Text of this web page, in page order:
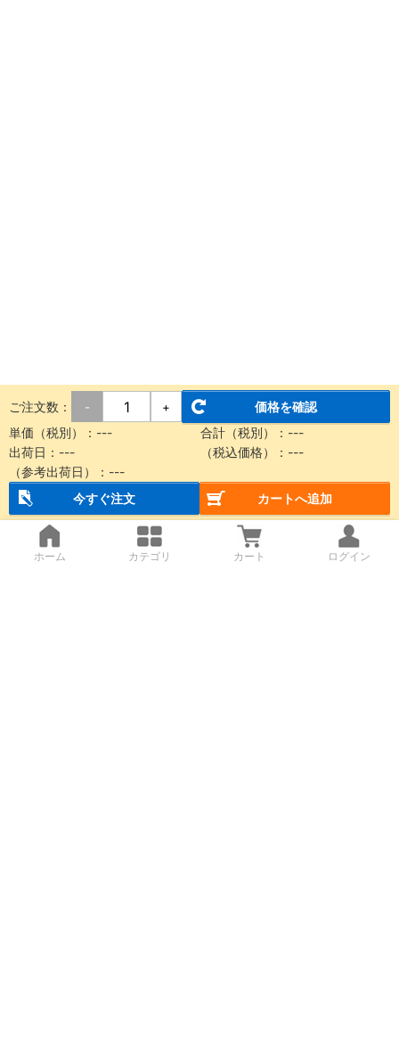
ご注文数： - +
価格を確認
単価（税別）： --- 合計（税別）： ---
出荷日： --- （税込価格）： ---
（参考出荷日）： ---
今すぐ注文
カートへ追加
ホーム カテゴリ カート ログイン